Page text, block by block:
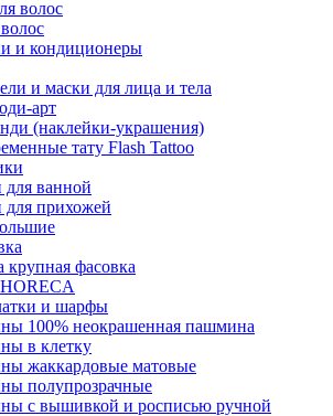
волос
и кондиционеры
и маски для лица и тела
арт
(наклейки-украшения)
тату Flash Tattoo
ванной
для прихожей
крупная фасовка
и шарфы
100% неокрашенная пашмина
в клетку
жаккардовые матовые
полупрозрачные
с вышивкой и росписью ручной